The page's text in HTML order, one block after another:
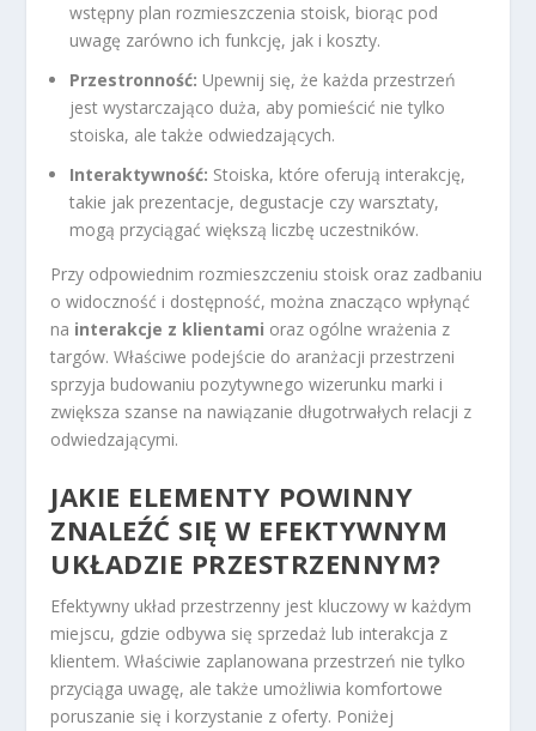
wstępny plan rozmieszczenia stoisk, biorąc pod
uwagę zarówno ich funkcję, jak i koszty.
Przestronność: Upewnij się, że każda przestrzeń
jest wystarczająco duża, aby pomieścić nie tylko
stoiska, ale także odwiedzających.
Interaktywność: Stoiska, które oferują interakcję,
takie jak prezentacje, degustacje czy warsztaty,
mogą przyciągać większą liczbę uczestników.
Przy odpowiednim rozmieszczeniu stoisk oraz zadbaniu
o widoczność i dostępność, można znacząco wpłynąć
na interakcje z klientami oraz ogólne wrażenia z
targów. Właściwe podejście do aranżacji przestrzeni
sprzyja budowaniu pozytywnego wizerunku marki i
zwiększa szanse na nawiązanie długotrwałych relacji z
odwiedzającymi.
JAKIE ELEMENTY POWINNY
ZNALEŹĆ SIĘ W EFEKTYWNYM
UKŁADZIE PRZESTRZENNYM?
Efektywny układ przestrzenny jest kluczowy w każdym
miejscu, gdzie odbywa się sprzedaż lub interakcja z
klientem. Właściwie zaplanowana przestrzeń nie tylko
przyciąga uwagę, ale także umożliwia komfortowe
poruszanie się i korzystanie z oferty. Poniżej